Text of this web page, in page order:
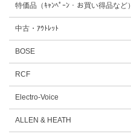
特価品（ｷｬﾝﾍﾟｰﾝ・お買い得品など）
中古・ｱｳﾄﾚｯﾄ
BOSE
RCF
Electro-Voice
ALLEN & HEATH